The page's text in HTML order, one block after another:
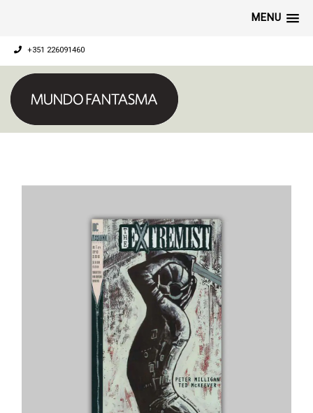
MENU
+351 226091460